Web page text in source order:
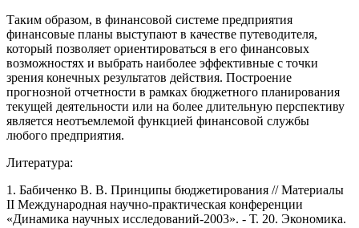
Таким образом, в финансовой системе предприятия
финансовые планы выступают в качестве путеводителя,
который позволяет ориентироваться в его финансовых
возможностях и выбрать наиболее эффективные с точки
зрения конечных результатов действия. Построение
прогнозной отчетности в рамках бюджетного планирования
текущей деятельности или на более длительную перспективу
является неотъемлемой функцией финансовой службы
любого предприятия.
Литература:
1. Бабиченко В. В. Принципы бюджетирования // Материалы
ІІ Международная научно-практическая конференции
«Динамика научных исследований-2003». - Т. 20. Экономика.